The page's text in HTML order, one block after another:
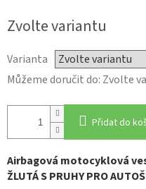
Měrná
cena:
Zvolte variantu
Varianta
Můžeme doručit do: Zvolte
Přidat do
Airbagová motocyklová
ŽLUTÁ S PRUHY PRO